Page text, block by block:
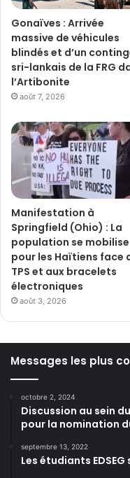
Gonaïves : Arrivée
massive de véhicules
blindés et d’un
sri-lankais de la FRG
l’Artibonite
août 7, 2026
Manifestation à
Springfield (Ohio) : La
population se mobilise
pour les Haïtiens face
TPS et aux bracelets
électroniques
août 3, 2026
Messages les plus
octobre 2, 2024
Discussion au sein
pour la nomination
septembre 13, 2022
Les étudiants